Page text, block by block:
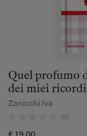
Quel profumo
dei miei ricordi
Zanicchi Iva
(0)
€ 19,00